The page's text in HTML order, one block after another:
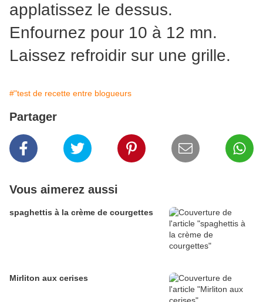
applatissez le dessus.
Enfournez pour 10 à 12 mn.
Laissez refroidir sur une grille.
#"test de recette entre blogueurs
Partager
Vous aimerez aussi
spaghettis à la crème de courgettes
Mirliton aux cerises